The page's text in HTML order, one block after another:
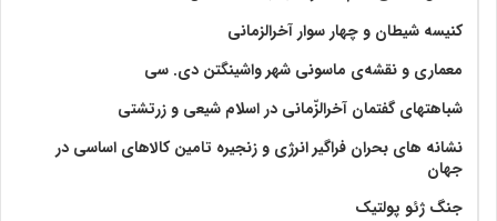
کنیسه شیطان و چهار سوار آخرالزمانی
معماری و نقشه‌ی ماسونی شهر واشينگتن دی. سی
شباهتهای گفتمان آخر‌الزّمانی در اسلام شیعی و زرتشتی
نشانه های بحران فراگیر انرژی و زنجیره تامین کالاهای اساسی در
جهان
جنگ ژئو پولتیک